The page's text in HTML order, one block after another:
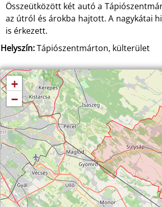
Összeütközött két autó a
az útról és árokba hajtott. A nagykátai
is érkezett.
Helyszín:Tápiószentmárton, külterület
+
−